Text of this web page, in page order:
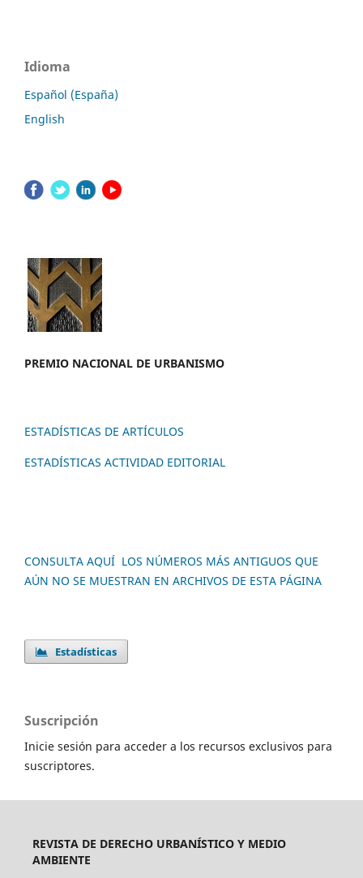
Idioma
Español (España)
English
PREMIO NACIONAL DE URBANISMO
ESTADÍSTICAS DE ARTÍCULOS
ESTADÍSTICAS ACTIVIDAD EDITORIAL
CONSULTA AQUÍ LOS NÚMEROS MÁS ANTIGUOS QUE
AÚN NO SE MUESTRAN EN ARCHIVOS DE ESTA PÁGINA
Estadísticas
Suscripción
Inicie sesión para acceder a los recursos exclusivos para
suscriptores.
REVISTA DE DERECHO URBANÍSTICO Y MEDIO
AMBIENTE